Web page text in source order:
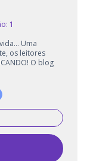
1
Uma
os leitores
O blog